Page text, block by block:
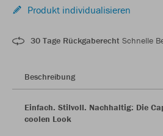
Produkt individualisieren
30 Tage Rückgaberecht Schnelle
Beschreibung
Einfach. Stilvoll. Nachhaltig: Die
coolen Look